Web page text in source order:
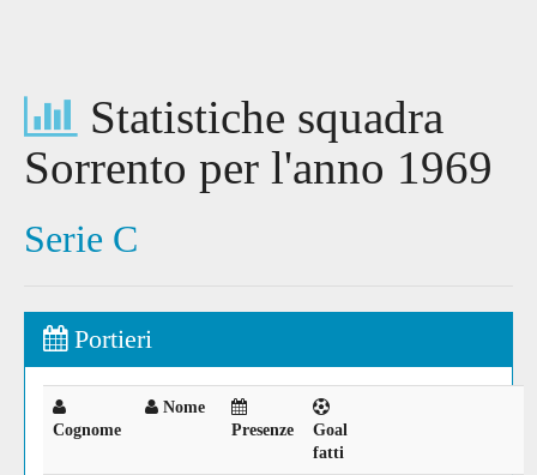
Statistiche squadra
Sorrento per l'anno 1969
Serie C
Portieri
Cognome
Nome
Presenze
Goal
fatti